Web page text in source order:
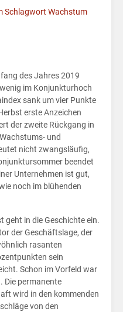
des Jahres 2019
im Konjunkturhoch
sank um vier Punkte
erste Anzeichen
der zweite Rückgang in
und
nicht zwangsläufig,
beendet
Unternehmen ist gut,
noch im blühenden
geht in die Geschichte ein.
der Geschäftslage, der
rasanten
sein
Schon im Vorfeld war
Die permanente
wird in den kommenden
von den